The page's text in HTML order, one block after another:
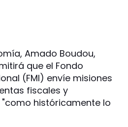
Amado Boudou,
que el Fondo
(FMI) envíe misiones
fiscales y
históricamente lo